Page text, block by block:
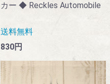
カー ◆ Reckles Automobile
送料無料
830円